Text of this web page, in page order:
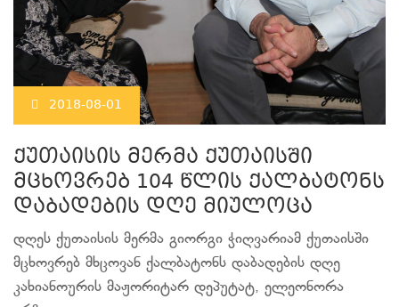
2018-08-01
ქუთაისის მერმა ქუთაისში
მცხოვრებ 104 წლის ქალბატონს
დაბადების დღე მიულოცა
დღეს ქუთაისის მერმა გიორგი ჭიღვარიამ ქუთაისში
მცხოვრებ მხცოვან ქალბატონს დაბადების დღე
კახიანოურის მაჟორიტარ დეპუტატ, ელეონორა